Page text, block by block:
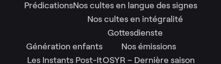
PrédicationsNos cultes en langue des signes
Nos cultes en intégralité
Gottesdienste
Génération enfants
Les Instants Post-It
Nos émissions
OSYR – Dernière saison